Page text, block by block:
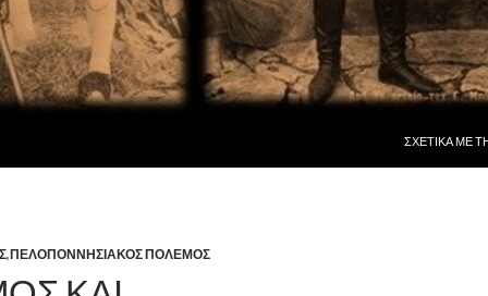
ΣΧΕΤΙΚᾺ ΜῈ
,ΠΕΛΟΠΟΝΝΗΣΙΑΚΟΣ ΠΟΛΕΜΟΣ